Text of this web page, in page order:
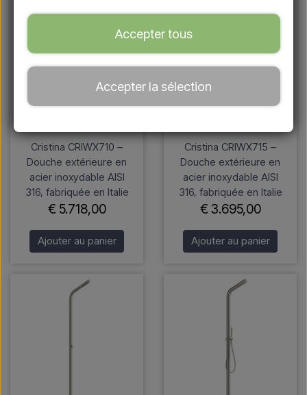
Cristina CRIWX710 –
Douche extérieure en
acier inoxydable AISI
316, fabriquée en Italie
€ 5.718,00
Ajouter au panier
Cristina CRIWX715 –
Douche extérieure en
acier inoxydable AISI
316, fabriquée en Italie
€ 3.695,00
Ajouter au panier
Accepter tous
Accepter la sélection